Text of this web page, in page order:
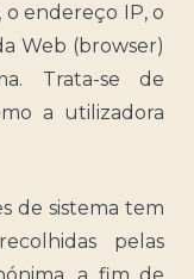
endereço IP, o
Web (browser)
Trata-se de
a utilizadora
de sistema tem
pelas